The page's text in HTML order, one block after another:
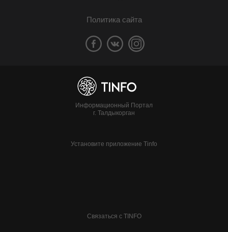
Политика сайта
Информационный Портал
г. Талдыкорган
Установите приложение Tinfo
Связаться с TINFO